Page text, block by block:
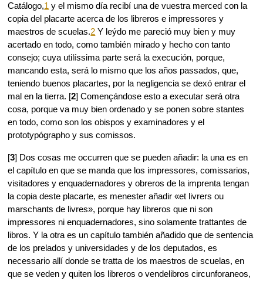
Catálogo,1 y el mismo día recibí una de vuestra merced con la
copia del placarte acerca de los libreros e impressores y
maestros de scuelas.2 Y leýdo me pareció muy bien y muy
acertado en todo, como también mirado y hecho con tanto
consejo; cuya utilíssima parte será la execución, porque,
mancando esta, será lo mismo que los años passados, que,
teniendo buenos placartes, por la negligencia se dexó entrar el
mal en la tierra. [2] Començándose esto a executar será otra
cosa, porque va muy bien ordenado y se ponen sobre stantes
en todo, como son los obispos y examinadores y el
prototypógrapho y sus comissos.
[3] Dos cosas me occurren que se pueden añadir: la una es en
el capítulo en que se manda que los impressores, comissarios,
visitadores y enquadernadores y obreros de la imprenta tengan
la copia deste placarte, es menester añadir «et livrers ou
marschants de livres», porque hay libreros que ni son
impressores ni enquadernadores, sino solamente trattantes de
libros. Y la otra es un capítulo también añadido que de sentencia
de los prelados y universidades y de los deputados, es
necessario allí donde se tratta de los maestros de scuelas, en
que se veden y quiten los libreros o vendelibros circunforaneos,